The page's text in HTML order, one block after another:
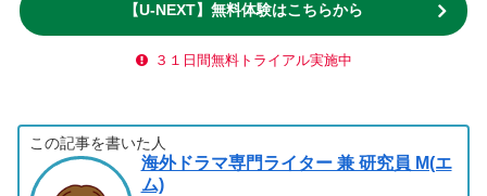
【U-NEXT】無料体験はこちらから
３１日間無料トライアル実施中
この記事を書いた人
海外ドラマ専門ライター 兼 研究員 M(エ
ム)